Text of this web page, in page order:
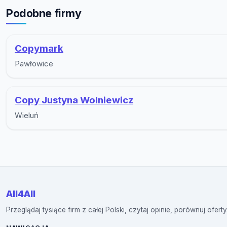
Podobne firmy
Copymark
Pawłowice
Copy Justyna Wolniewicz
Wieluń
All4All
Przeglądaj tysiące firm z całej Polski, czytaj opinie, porównuj